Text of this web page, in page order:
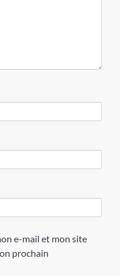
e-mail et mon site
prochain